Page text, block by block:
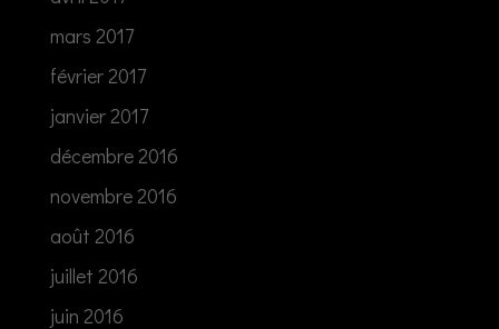
mars 2017
février 2017
janvier 2017
décembre 2016
novembre 2016
août 2016
juillet 2016
juin 2016